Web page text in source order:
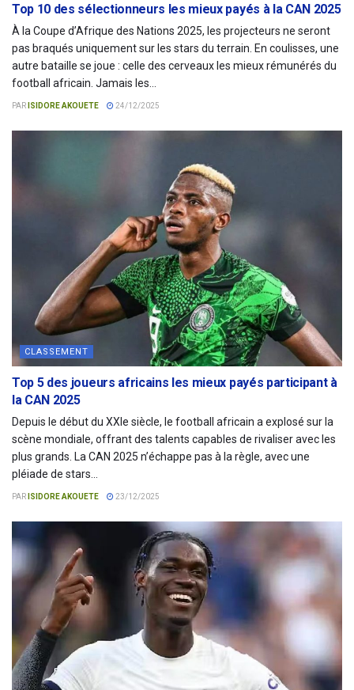
Top 10 des sélectionneurs les mieux payés à la CAN 2025
À la Coupe d’Afrique des Nations 2025, les projecteurs ne seront
pas braqués uniquement sur les stars du terrain. En coulisses, une
autre bataille se joue : celle des cerveaux les mieux rémunérés du
football africain. Jamais les...
PAR ISIDORE AKOUETE 24/12/2025
CLASSEMENT
Top 5 des joueurs africains les mieux payés participant à
la CAN 2025
Depuis le début du XXIe siècle, le football africain a explosé sur la
scène mondiale, offrant des talents capables de rivaliser avec les
plus grands. La CAN 2025 n’échappe pas à la règle, avec une
pléiade de stars...
PAR ISIDORE AKOUETE 23/12/2025